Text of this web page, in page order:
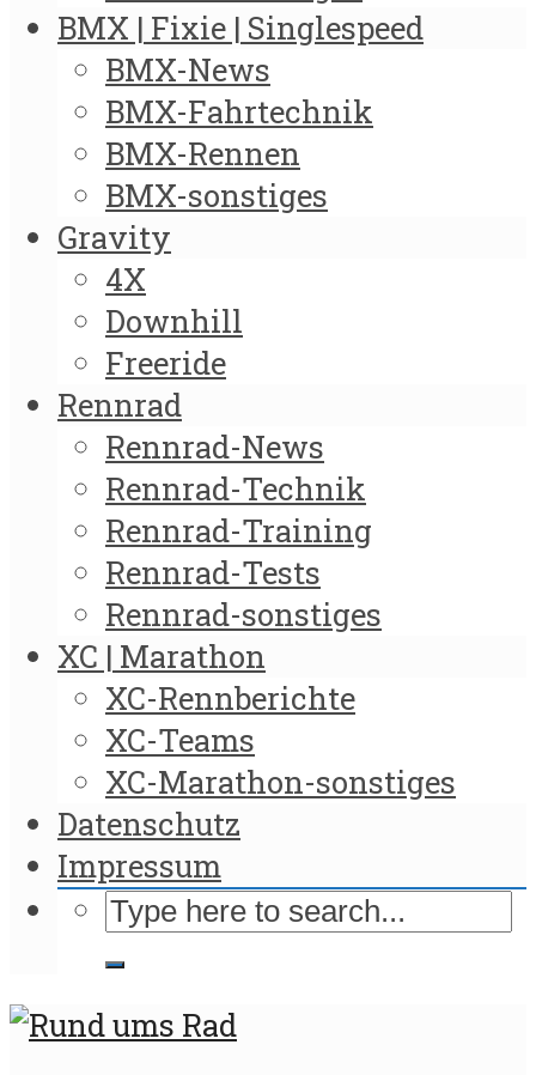
BMX | Fixie | Singlespeed
BMX-News
BMX-Fahrtechnik
BMX-Rennen
BMX-sonstiges
Gravity
4X
Downhill
Freeride
Rennrad
Rennrad-News
Rennrad-Technik
Rennrad-Training
Rennrad-Tests
Rennrad-sonstiges
XC | Marathon
XC-Rennberichte
XC-Teams
XC-Marathon-sonstiges
Datenschutz
Impressum